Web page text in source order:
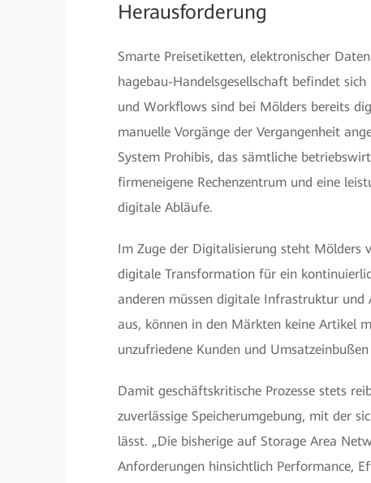
Herausforderung
Smarte Preisetiketten, elektronischer
hagebau-Handelsgesellschaft befindet
und Workflows sind bei Mölders bereits
manuelle Vorgänge der Vergangenheit
System Prohibis, das sämtliche
firmeneigene Rechenzentrum und eine
digitale Abläufe.
Im Zuge der Digitalisierung steht Mölders
digitale Transformation für ein
anderen müssen digitale Infrastruktur
aus, können in den Märkten keine Artikel
unzufriedene Kunden und
Damit geschäftskritische Prozesse stets
zuverlässige Speicherumgebung, mit der
lässt. „Die bisherige auf Storage Area
Anforderungen hinsichtlich Performance,